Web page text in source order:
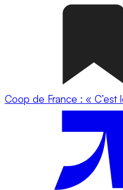
Coop de France : « C’est